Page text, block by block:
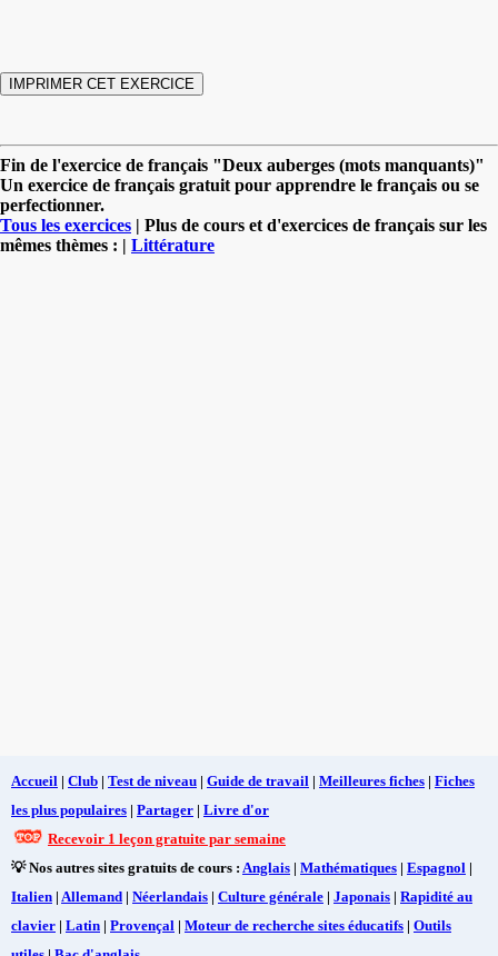
Fin de l'exercice de français "Deux auberges (mots manquants)"
Un exercice de français gratuit pour apprendre le français ou se
perfectionner.
Tous les exercices | Plus de cours et d'exercices de français sur les
mêmes thèmes : | Littérature
Accueil | Club | Test de niveau | Guide de travail | Meilleures fiches | Fiches
les plus populaires | Partager | Livre d'or
Recevoir 1 leçon gratuite par semaine
💡 Nos autres sites gratuits de cours : Anglais | Mathématiques | Espagnol |
Italien | Allemand | Néerlandais | Culture générale | Japonais | Rapidité au
clavier | Latin | Provençal | Moteur de recherche sites éducatifs | Outils